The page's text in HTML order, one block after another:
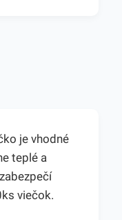
je vhodné
teplé a
viečok.